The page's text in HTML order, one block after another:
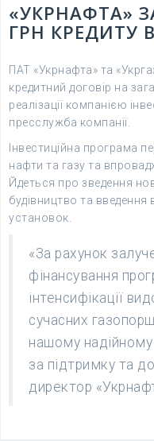
«УКРНАФТА»
ГРН КРЕДИТУ
ПАТ «Укрнафта» та
кредитний договір на
реалізації компанією
пресслужба компанії.
Інвестиційна програма
нафти та газу та
Йдеться про зведення
будівництво та
установок.
«За рахунок
фінансування
інтенсифікації
сучасних
нашому надійному
за підтримку та
директор